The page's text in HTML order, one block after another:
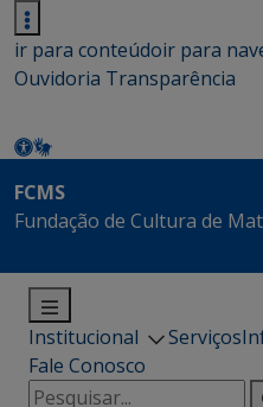
ir para conteúdoir para
Ouvidoria Transparência
FCMS
Fundação de Cultura de
Institucional Serviços
Fale Conosco
Pesquisar